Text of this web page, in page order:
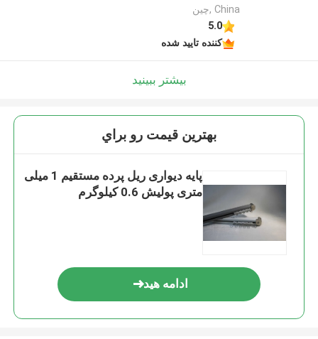
China ,چین
5.0
کننده تایید شده
بیشتر ببینید
بهترين قيمت رو براي
پایه دیواری ریل پرده مستقیم 1 میلی
متری پولیش 0.6 کیلوگرم
ادامه هید